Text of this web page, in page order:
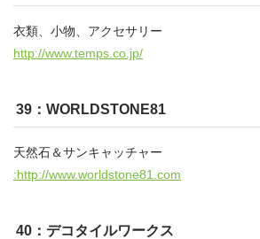
衣類、小物、アクセサリー
http://www.temps.co.jp/
39：WORLDSTONE81
天然石＆サンキャッチャー
:http://www.worldstone81.com
40：デコタイルワークス